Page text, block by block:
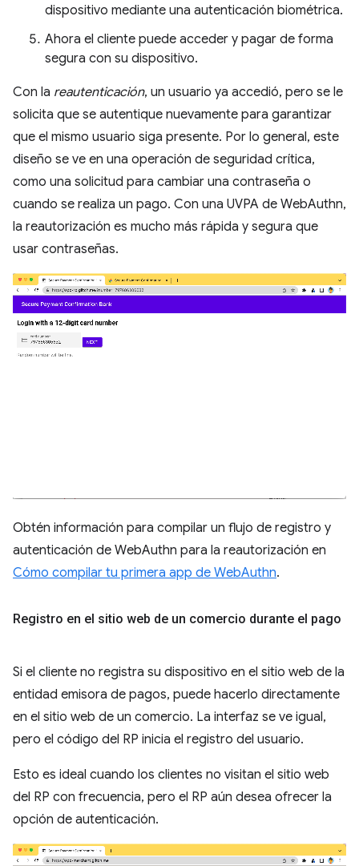
dispositivo mediante una autenticación biométrica.
Ahora el cliente puede acceder y pagar de forma
segura con su dispositivo.
Con la reautenticación, un usuario ya accedió, pero se le
solicita que se autentique nuevamente para garantizar
que el mismo usuario siga presente. Por lo general, este
diseño se ve en una operación de seguridad crítica,
como una solicitud para cambiar una contraseña o
cuando se realiza un pago. Con una UVPA de WebAuthn,
la reautorización es mucho más rápida y segura que
usar contraseñas.
Obtén información para compilar un flujo de registro y
autenticación de WebAuthn para la reautorización en
Cómo compilar tu primera app de WebAuthn.
Registro en el sitio web de un comercio durante el pago
Si el cliente no registra su dispositivo en el sitio web de la
entidad emisora de pagos, puede hacerlo directamente
en el sitio web de un comercio. La interfaz se ve igual,
pero el código del RP inicia el registro del usuario.
Esto es ideal cuando los clientes no visitan el sitio web
del RP con frecuencia, pero el RP aún desea ofrecer la
opción de autenticación.